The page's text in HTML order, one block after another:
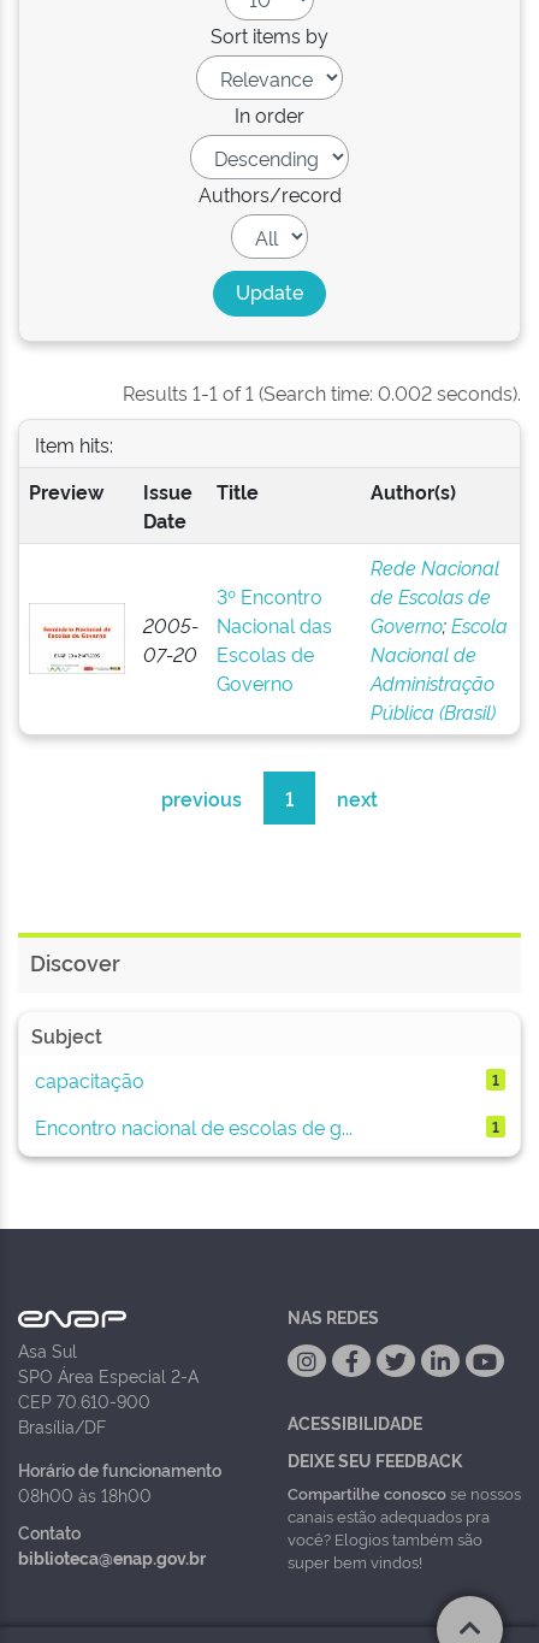
Sort items by
In order
Authors/record
Results 1-1 of 1 (Search time: 0.002 seconds).
Item hits:
Preview
Issue
Date
Title Author(s)
2005-
07-20
3º Encontro
Nacional das
Escolas de
Governo
Rede Nacional
de Escolas de
Governo;Escola
Nacional de
Administração
Pública (Brasil)
previous 1 next
Discover
Subject
capacitação
1
Encontro nacional de escolas de g... 1
Asa Sul
SPO Área Especial 2-A
CEP 70.610-900
Brasília/DF
Horário de funcionamento
08h00 às 18h00
Contato
biblioteca@enap.gov.br
NAS REDES
ACESSIBILIDADE
DEIXE SEU FEEDBACK
Compartilhe conoscose nossos
canais estão adequados pra
você? Elogios também são
super bem vindos!